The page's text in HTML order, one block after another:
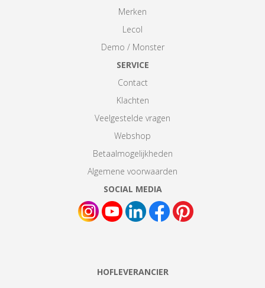
Merken
Lecol
Demo / Monster
SERVICE
Contact
Klachten
Veelgestelde vragen
Webshop
Betaalmogelijkheden
Algemene voorwaarden
SOCIAL MEDIA
HOFLEVERANCIER